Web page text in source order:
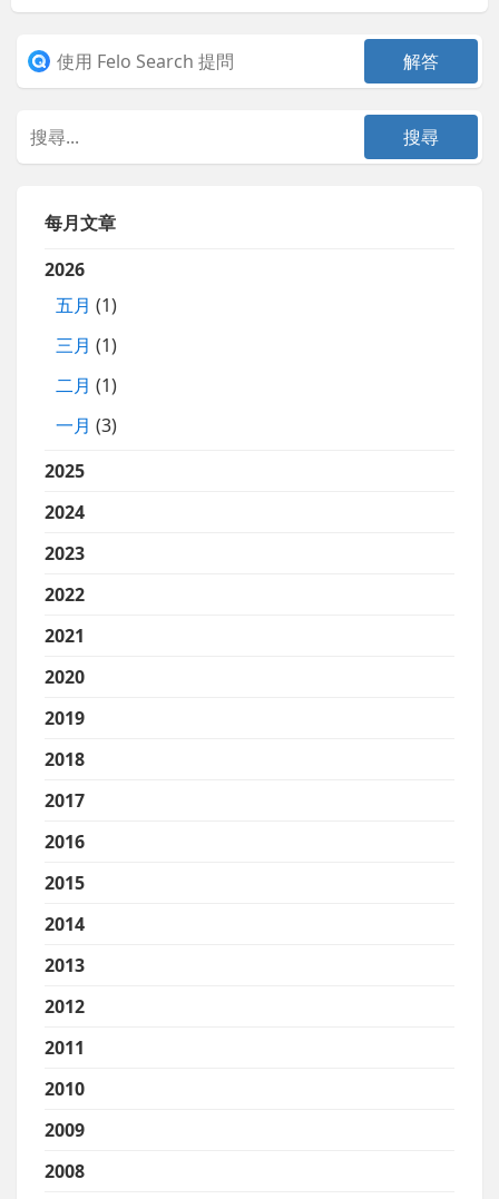
每月文章
2026
五月 (1)
三月 (1)
二月 (1)
一月 (3)
2025
2024
2023
2022
2021
2020
2019
2018
2017
2016
2015
2014
2013
2012
2011
2010
2009
2008